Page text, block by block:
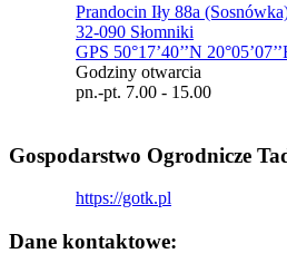
Prandocin Iły 88a
32-090 Słomniki
GPS 50°17’40’’N
Godziny otwarcia
pn.-pt. 7.00 - 15.00
Gospodarstwo Ogrodnicze
https://gotk.pl
Dane kontaktowe: